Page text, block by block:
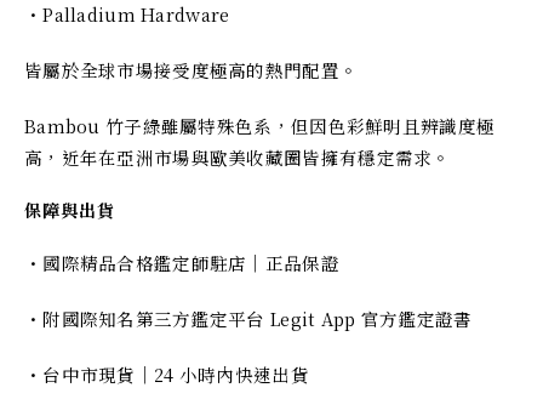
・Palladium Hardware
皆屬於全球市場接受度極高的熱門配置。
Bambou 竹子綠雖屬特殊色系，但因色彩鮮明且辨識度極
高，近年在亞洲市場與歐美收藏圈皆擁有穩定需求。
保障與出貨
・國際精品合格鑑定師駐店｜正品保證
・附國際知名第三方鑑定平台 Legit App 官方鑑定證書
・台中市現貨｜24 小時內快速出貨